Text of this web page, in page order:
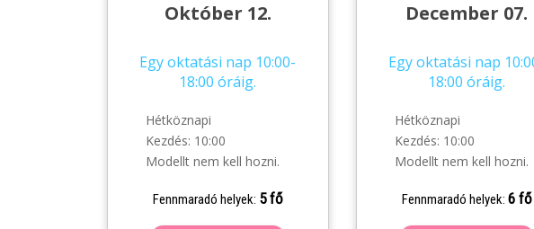
Október 12.
Egy oktatási nap 10:00-
18:00 óráig.
Hétköznapi
Kezdés: 10:00
Modellt nem kell hozni.
Fennmaradó helyek: 5 fő
December 07.
Egy oktatási nap
18:00 óráig.
Hétköznapi
Kezdés: 10:00
Modellt nem kell hozni.
Fennmaradó helyek: 6 fő